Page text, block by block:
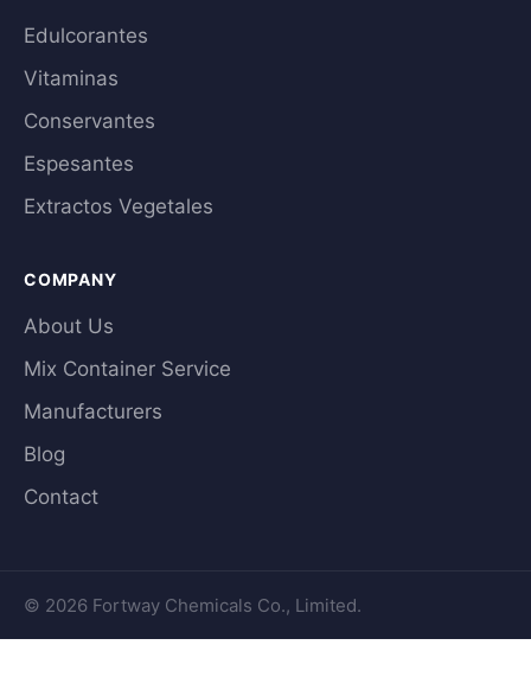
Edulcorantes
Vitaminas
Conservantes
Espesantes
Extractos Vegetales
COMPANY
About Us
Mix Container Service
Manufacturers
Blog
Contact
© 2026 Fortway Chemicals Co., Limited.